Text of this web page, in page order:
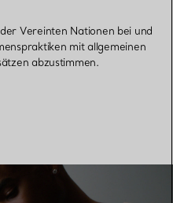
Vereinten Nationen bei und
mit allgemeinen
abzustimmen.